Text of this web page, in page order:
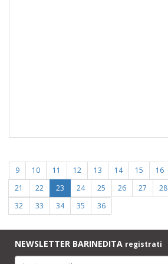
9 10 11 12 13 14 15 16
21
22 23 24 25 26 27 28
32
33 34 35 36
NEWSLETTER BARINEDITA registrati